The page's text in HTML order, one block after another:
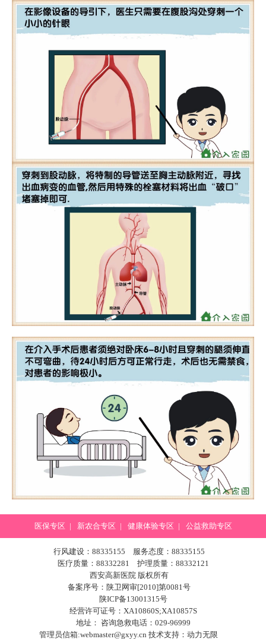
医保专区 | 新农合专区 | 健康体验专区 | 公益救助专区
行风建设：88335155 服务态度：88335155
医疗质量：88332281 护理质量：88332121
西安高新医院 版权所有
备案序号：陕卫网审[2010]第0081号
陕ICP备13001315号
经营许可证号：XA10860S;XA10857S
地址： 咨询急救电话：029-96999
管理员信箱:webmaster@gxyy.cn 技术支持： 动力无限